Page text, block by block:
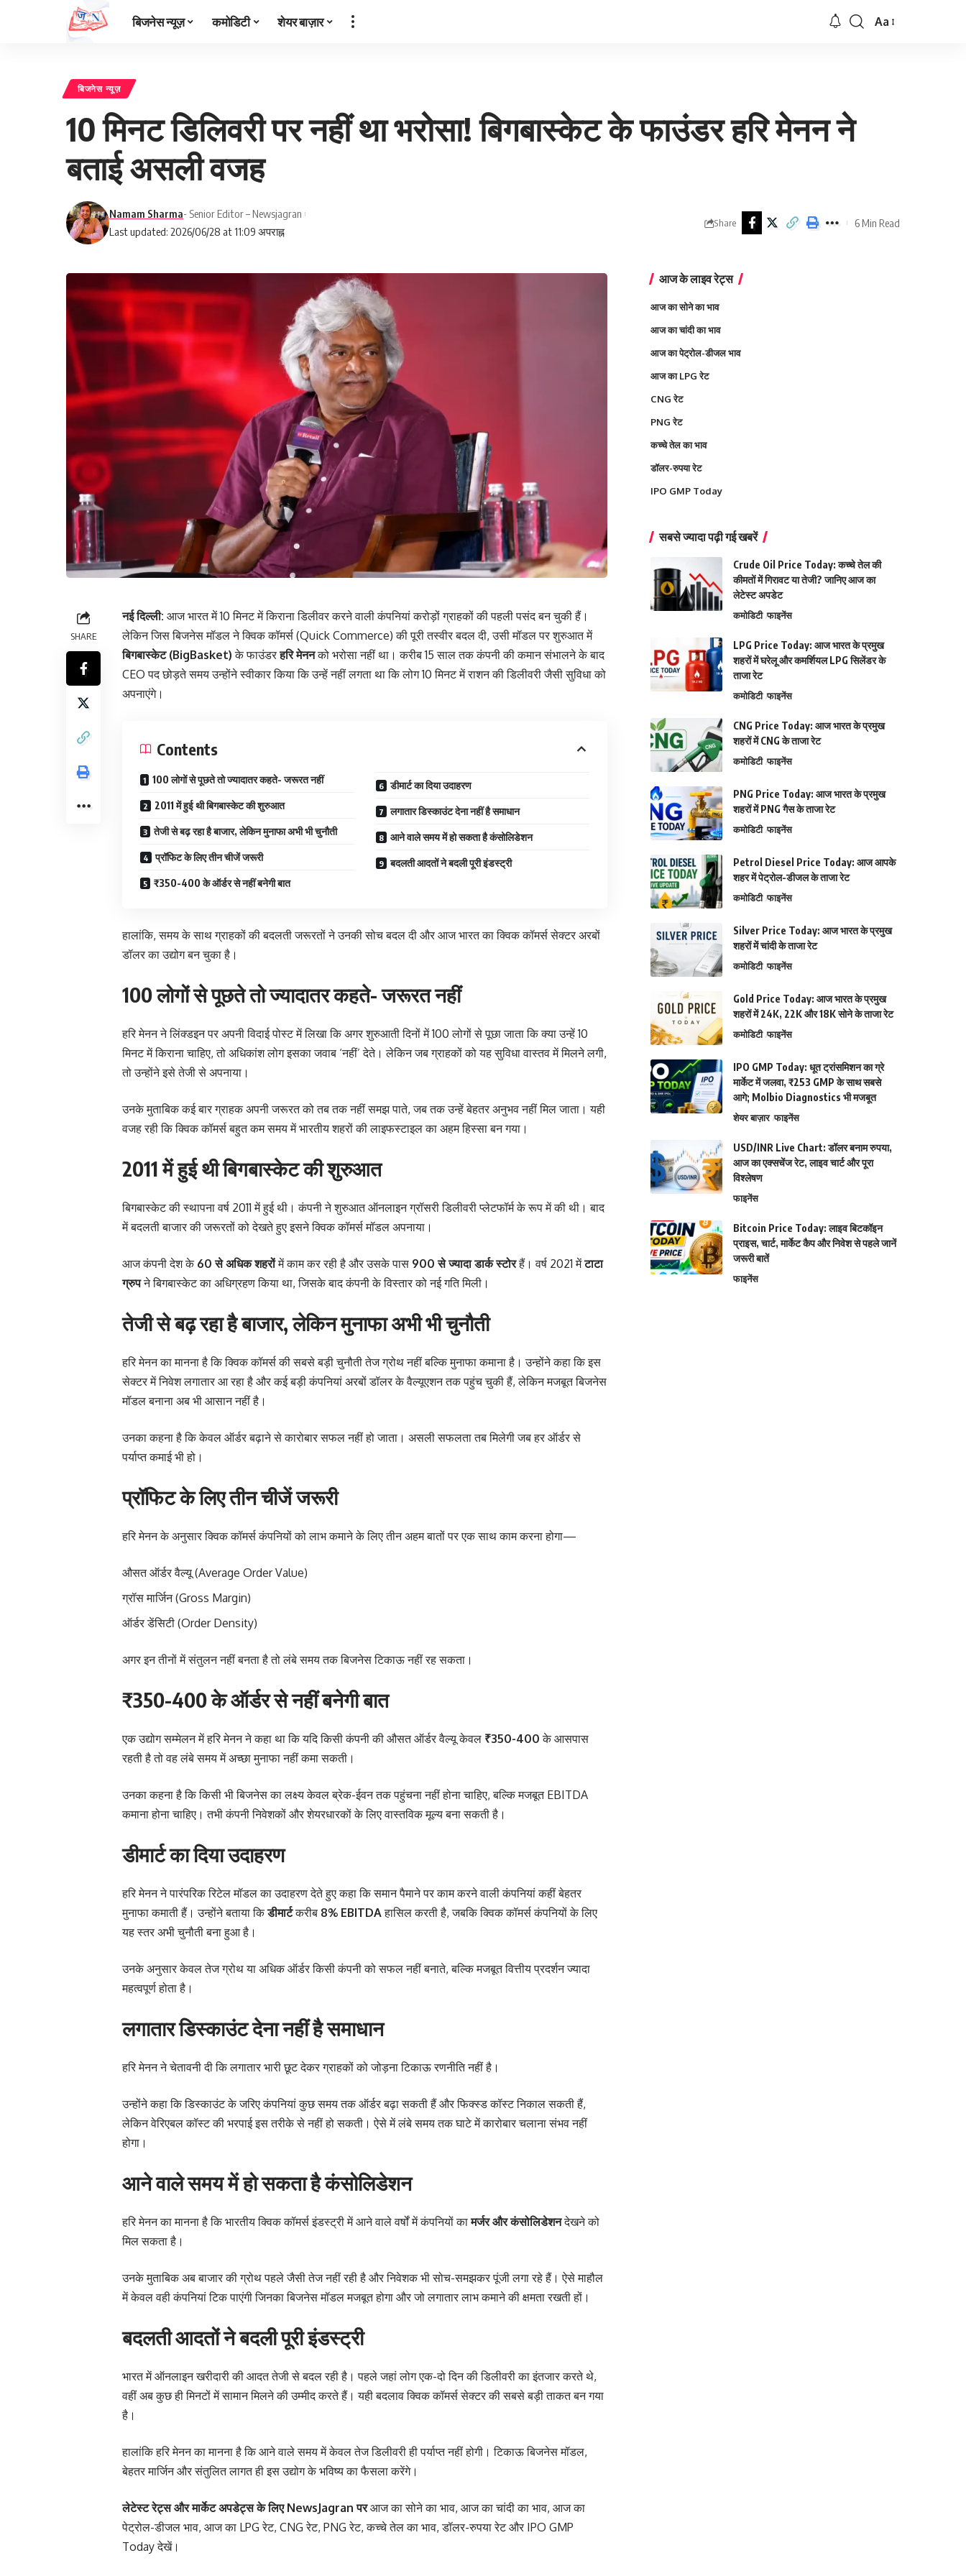
बिजनेस न्यूज़ कमोडिटी शेयर बाज़ार
Font
Aa
बिजनेस न्यूज़
10 मिनट डिलिवरी पर नहीं था भरोसा! बिगबास्केट के फाउंडर हरि मेनन ने
बताई असली वजह
Last updated: 2026/06/28 at 11:09 अपराह्न
Namam Sharma- Senior Editor – Newsjagran
Share 6 Min Read
SHARE
नई दिल्ली: आज भारत में 10 मिनट में किराना डिलीवर करने वाली कंपनियां करोड़ों ग्राहकों की पहली पसंद बन चुकी हैं।
लेकिन जिस बिजनेस मॉडल ने क्विक कॉमर्स (Quick Commerce) की पूरी तस्वीर बदल दी, उसी मॉडल पर शुरुआत में
बिगबास्केट (BigBasket) के फाउंडरहरि मेननको भरोसा नहीं था। करीब 15 साल तक कंपनी की कमान संभालने के बाद
CEO पद छोड़ते समय उन्होंने स्वीकार किया कि उन्हें नहीं लगता था कि लोग 10 मिनट में राशन की डिलीवरी जैसी सुविधा को
अपनाएंगे।
Contents
100 लोगों से पूछते तो ज्यादातर कहते- जरूरत नहीं
2011 में हुई थी बिगबास्केट की शुरुआत
तेजी से बढ़ रहा है बाजार, लेकिन मुनाफा अभी भी चुनौती
प्रॉफिट के लिए तीन चीजें जरूरी
₹350-400 के ऑर्डर से नहीं बनेगी बात
डीमार्ट का दिया उदाहरण
लगातार डिस्काउंट देना नहीं है समाधान
आने वाले समय में हो सकता है कंसोलिडेशन
बदलती आदतों ने बदली पूरी इंडस्ट्री
हालांकि, समय के साथ ग्राहकों की बदलती जरूरतों ने उनकी सोच बदल दी और आज भारत का क्विक कॉमर्स सेक्टर अरबों
डॉलर का उद्योग बन चुका है।
100 लोगों से पूछते तो ज्यादातर कहते- जरूरत नहीं
हरि मेनन ने लिंक्डइन पर अपनी विदाई पोस्ट में लिखा कि अगर शुरुआती दिनों में 100 लोगों से पूछा जाता कि क्या उन्हें 10
मिनट में किराना चाहिए, तो अधिकांश लोग इसका जवाब ‘नहीं’ देते। लेकिन जब ग्राहकों को यह सुविधा वास्तव में मिलने लगी,
तो उन्होंने इसे तेजी से अपनाया।
उनके मुताबिक कई बार ग्राहक अपनी जरूरत को तब तक नहीं समझ पाते, जब तक उन्हें बेहतर अनुभव नहीं मिल जाता। यही
वजह रही कि क्विक कॉमर्स बहुत कम समय में भारतीय शहरों की लाइफस्टाइल का अहम हिस्सा बन गया।
2011 में हुई थी बिगबास्केट की शुरुआत
बिगबास्केट की स्थापना वर्ष 2011 में हुई थी। कंपनी ने शुरुआत ऑनलाइन ग्रॉसरी डिलीवरी प्लेटफॉर्म के रूप में की थी। बाद
में बदलती बाजार की जरूरतों को देखते हुए इसने क्विक कॉमर्स मॉडल अपनाया।
आज कंपनी देश के 60 से अधिक शहरोंमें काम कर रही है और उसके पास 900 से ज्यादा डार्क स्टोरहैं। वर्ष 2021 मेंटाटा
ग्रुपने बिगबास्केट का अधिग्रहण किया था, जिसके बाद कंपनी के विस्तार को नई गति मिली।
तेजी से बढ़ रहा है बाजार, लेकिन मुनाफा अभी भी चुनौती
हरि मेनन का मानना है कि क्विक कॉमर्स की सबसे बड़ी चुनौती तेज ग्रोथ नहीं बल्कि मुनाफा कमाना है। उन्होंने कहा कि इस
सेक्टर में निवेश लगातार आ रहा है और कई बड़ी कंपनियां अरबों डॉलर के वैल्यूएशन तक पहुंच चुकी हैं, लेकिन मजबूत बिजनेस
मॉडल बनाना अब भी आसान नहीं है।
उनका कहना है कि केवल ऑर्डर बढ़ाने से कारोबार सफल नहीं हो जाता। असली सफलता तब मिलेगी जब हर ऑर्डर से
पर्याप्त कमाई भी हो।
प्रॉफिट के लिए तीन चीजें जरूरी
हरि मेनन के अनुसार क्विक कॉमर्स कंपनियों को लाभ कमाने के लिए तीन अहम बातों पर एक साथ काम करना होगा—
औसत ऑर्डर वैल्यू (Average Order Value)
ग्रॉस मार्जिन (Gross Margin)
ऑर्डर डेंसिटी (Order Density)
अगर इन तीनों में संतुलन नहीं बनता है तो लंबे समय तक बिजनेस टिकाऊ नहीं रह सकता।
₹350-400 के ऑर्डर से नहीं बनेगी बात
एक उद्योग सम्मेलन में हरि मेनन ने कहा था कि यदि किसी कंपनी की औसत ऑर्डर वैल्यू केवल ₹350-400 के आसपास
रहती है तो वह लंबे समय में अच्छा मुनाफा नहीं कमा सकती।
उनका कहना है कि किसी भी बिजनेस का लक्ष्य केवल ब्रेक-ईवन तक पहुंचना नहीं होना चाहिए, बल्कि मजबूत EBITDA
कमाना होना चाहिए। तभी कंपनी निवेशकों और शेयरधारकों के लिए वास्तविक मूल्य बना सकती है।
डीमार्ट का दिया उदाहरण
हरि मेनन ने पारंपरिक रिटेल मॉडल का उदाहरण देते हुए कहा कि समान पैमाने पर काम करने वाली कंपनियां कहीं बेहतर
मुनाफा कमाती हैं। उन्होंने बताया किडीमार्टकरीब 8% EBITDAहासिल करती है, जबकि क्विक कॉमर्स कंपनियों के लिए
यह स्तर अभी चुनौती बना हुआ है।
उनके अनुसार केवल तेज ग्रोथ या अधिक ऑर्डर किसी कंपनी को सफल नहीं बनाते, बल्कि मजबूत वित्तीय प्रदर्शन ज्यादा
महत्वपूर्ण होता है।
लगातार डिस्काउंट देना नहीं है समाधान
हरि मेनन ने चेतावनी दी कि लगातार भारी छूट देकर ग्राहकों को जोड़ना टिकाऊ रणनीति नहीं है।
उन्होंने कहा कि डिस्काउंट के जरिए कंपनियां कुछ समय तक ऑर्डर बढ़ा सकती हैं और फिक्स्ड कॉस्ट निकाल सकती हैं,
लेकिन वेरिएबल कॉस्ट की भरपाई इस तरीके से नहीं हो सकती। ऐसे में लंबे समय तक घाटे में कारोबार चलाना संभव नहीं
होगा।
आने वाले समय में हो सकता है कंसोलिडेशन
हरि मेनन का मानना है कि भारतीय क्विक कॉमर्स इंडस्ट्री में आने वाले वर्षों में कंपनियों कामर्जर और कंसोलिडेशनदेखने को
मिल सकता है।
उनके मुताबिक अब बाजार की ग्रोथ पहले जैसी तेज नहीं रही है और निवेशक भी सोच-समझकर पूंजी लगा रहे हैं। ऐसे माहौल
में केवल वही कंपनियां टिक पाएंगी जिनका बिजनेस मॉडल मजबूत होगा और जो लगातार लाभ कमाने की क्षमता रखती हों।
बदलती आदतों ने बदली पूरी इंडस्ट्री
भारत में ऑनलाइन खरीदारी की आदत तेजी से बदल रही है। पहले जहां लोग एक-दो दिन की डिलीवरी का इंतजार करते थे,
वहीं अब कुछ ही मिनटों में सामान मिलने की उम्मीद करते हैं। यही बदलाव क्विक कॉमर्स सेक्टर की सबसे बड़ी ताकत बन गया
है।
हालांकि हरि मेनन का मानना है कि आने वाले समय में केवल तेज डिलीवरी ही पर्याप्त नहीं होगी। टिकाऊ बिजनेस मॉडल,
बेहतर मार्जिन और संतुलित लागत ही इस उद्योग के भविष्य का फैसला करेंगे।
लेटेस्ट रेट्स और मार्केट अपडेट्स के लिए NewsJagran पर आज का सोने का भाव, आज का चांदी का भाव, आज का
पेट्रोल-डीजल भाव, आज का LPG रेट, CNG रेट, PNG रेट,कच्चे तेल का भाव,डॉलर-रुपया रेटऔर IPO GMP
Todayदेखें।
आज के लाइव रेट्स
आज का सोने का भाव
आज का चांदी का भाव
आज का पेट्रोल-डीजल भाव
आज का LPG रेट
CNG रेट
PNG रेट
कच्चे तेल का भाव
डॉलर-रुपया रेट
IPO GMP Today
सबसे ज्यादा पढ़ी गई खबरें
Crude Oil Price Today: कच्चे तेल की
कीमतों में गिरावट या तेजी? जानिए आज का
लेटेस्ट अपडेट
कमोडिटी फाइनेंस
LPG Price Today: आज भारत के प्रमुख
शहरों में घरेलू और कमर्शियल LPG सिलेंडर के
ताजा रेट
कमोडिटी फाइनेंस
CNG Price Today: आज भारत के प्रमुख
शहरों में CNG के ताजा रेट
कमोडिटी फाइनेंस
PNG Price Today: आज भारत के प्रमुख
शहरों में PNG गैस के ताजा रेट
कमोडिटी फाइनेंस
Petrol Diesel Price Today: आज आपके
शहर में पेट्रोल-डीजल के ताजा रेट
कमोडिटी फाइनेंस
Silver Price Today: आज भारत के प्रमुख
शहरों में चांदी के ताजा रेट
कमोडिटी फाइनेंस
Gold Price Today: आज भारत के प्रमुख
शहरों में 24K, 22K और 18K सोने के ताजा रेट
कमोडिटी फाइनेंस
IPO GMP Today: धूत ट्रांसमिशन का ग्रे
मार्केट में जलवा, ₹253 GMP के साथ सबसे
आगे; Molbio Diagnostics भी मजबूत
शेयर बाज़ार फाइनेंस
USD/INR Live Chart: डॉलर बनाम रुपया,
आज का एक्सचेंज रेट, लाइव चार्ट और पूरा
विश्लेषण
फाइनेंस
Bitcoin Price Today: लाइव बिटकॉइन
प्राइस, चार्ट, मार्केट कैप और निवेश से पहले जानें
जरूरी बातें
फाइनेंस